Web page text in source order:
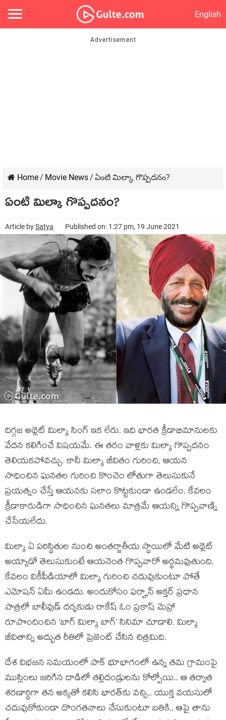
English
Home/ Movie News/ ఏంటి మిల్కా గొప్పదనం?
ఏంటి మిల్కా గొప్పదనం?
Article bySatya Published on: 1:27 pm, 19 June 2021
దిగ్గజ అథ్లెట్ మిల్కా సింగ్ ఇక లేరు. ఇది భారత క్రీడాభిమానులకు
వేదన కలిగించే విషయమే. ఈ తరం వాళ్లకు మిల్కా గొప్పదనం
తెలియకపోవచ్చు. కానీ మిల్కా జీవితం గురించి, ఆయన
సాధించిన ఘనతల గురించి కొంచెం లోతుగా తెలుసుకునే
ప్రయత్నం చేస్తే ఆయనకు సలాం కొట్టకుండా ఉండలేం. కేవలం
క్రీడాకారుడిగా సాధించిన ఘనతలు మాత్రమే ఆయన్ని గొప్పవాణ్ని
చేసేయలేదు.
మిల్కా ఏ పరిస్థితుల నుంచి అంతర్జాతీయ స్థాయిలో మేటి అథ్లెట్
అయ్యాడో తెలుసుకుంటే ఆయనెంత గొప్పవారో అర్థమవుతుంది.
కేవలం వికీపీడియాలో మిల్కా గురించి చదువుకుంటూ పోతే
ఎమోషన్ ఏమీ ఉండదు. అందుకోసం ఫర్హాన్ అక్తర్ ప్రధాన
పాత్రలో బాలీవుడ్ దర్శకుడు రాకేష్ ఓం ప్రకాష్ మెహ్రా
రూపొందించిన ‘బాగ్ మిల్కా బాగ్’ సినిమా చూడాలి. మిల్కా
జీవితాన్ని అద్భుత రీతిలో ప్రెజెంట్ చేసిన చిత్రమిది.
దేశ విభజన సమయంలో పాక్ భూభాగంలో ఉన్న తమ గ్రామంపై
ముస్లింలు జరిగిన దాడిలో తల్లిదండ్రులను కోల్పోయి.. ఆ తర్వాత
శరణార్థిగా తన అక్కతో కలిసి భారత్‌కు వచ్చి.. యుక్త వయసులో
చదువుకోకుండా దొంగతనాలు చేసుకుంటూ బతికి.. ఆపై తాను